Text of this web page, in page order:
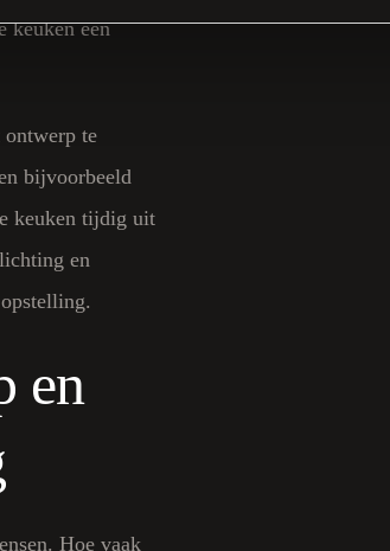
keuken een
te
bijvoorbeeld
keuken tijdig uit
en
en
Hoe vaak